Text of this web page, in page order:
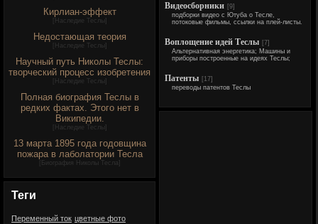
Кирлиан-эффект
Наследие Теслы]
Недостающая теория
Наследие Теслы]
Научный путь Николы Теслы:
творческий процесс изобретения
Наследие Теслы]
Полная биография Теслы в
редких фактах. Этого нет в
Википедии.
Наследие Теслы]
13 марта 1895 года годовщина
пожара в лаболатории Тесла
Биография Николы Тесла
Теги
Переменный ток цветные фото
Видеосборники [9]
подборки видео с Ютуба о Тесле,
потоковые фильмы, ссылки на плей-листы.
Воплощение идей Теслы [7]
Альтернативная энергетика; Машины и
приборы построенные на идеях Теслы;
Патенты [17]
переводы патентов Теслы